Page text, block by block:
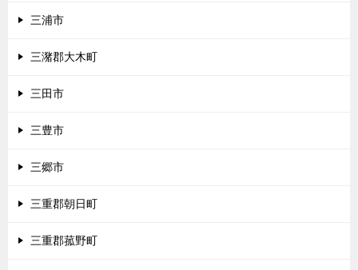
三浦市
三潴郡大木町
三田市
三豊市
三郷市
三重郡朝日町
三重郡菰野町